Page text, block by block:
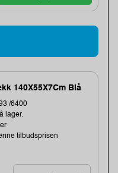
140X55X7Cm Blå
/6400
lager.
tilbudsprisen